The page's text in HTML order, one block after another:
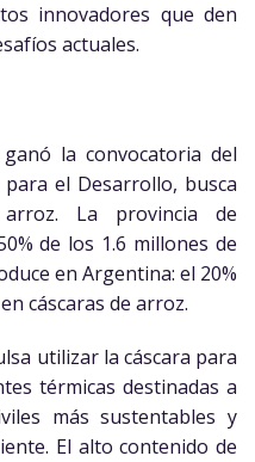
innovadores que den
actuales.
la convocatoria del
el Desarrollo, busca
La provincia de
de los 1.6 millones de
en Argentina: el 20%
cáscaras de arroz.
utilizar la cáscara para
térmicas destinadas a
más sustentables y
El alto contenido de